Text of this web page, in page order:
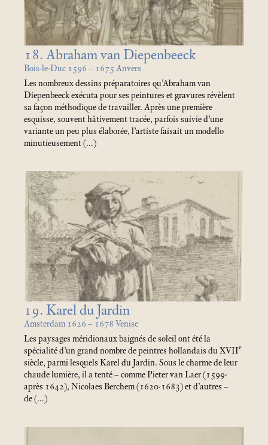
18. Abraham van Diepenbeeck
Bois-le-Duc 1596 – 1675 Anvers
Les nombreux dessins préparatoires qu’Abraham van
Diepenbeeck exécuta pour ses peintures et gravures révèlent
sa façon méthodique de travailler. Après une première
esquisse, souvent hâtivement tracée, parfois suivie d’une
variante un peu plus élaborée, l’artiste faisait un modello
minutieusement (…)
19. Karel du Jardin
Amsterdam 1626 – 1678 Venise
Les paysages méridionaux baignés de soleil ont été la
spécialité d’un grand nombre de peintres hollandais du XVIIe
siècle, parmi lesquels Karel du Jardin. Sous le charme de leur
chaude lumière, il a tenté – comme Pieter van Laer (1599-
après 1642), Nicolaes Berchem (1620-1683) et d’autres –
de (…)